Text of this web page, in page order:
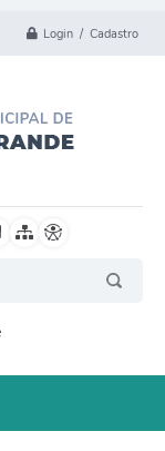
Login / Cadastro